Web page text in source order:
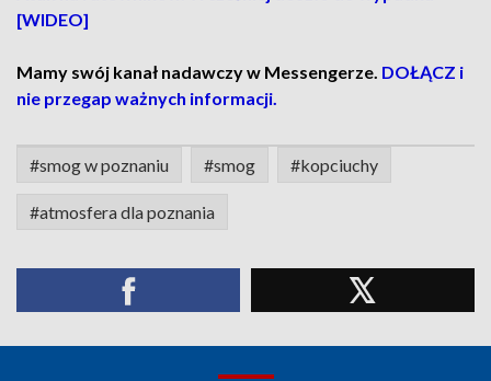
[WIDEO]
Mamy swój kanał nadawczy w Messengerze. DOŁĄCZ i
nie przegap ważnych informacji.
#smog w poznaniu #smog #kopciuchy
#atmosfera dla poznania